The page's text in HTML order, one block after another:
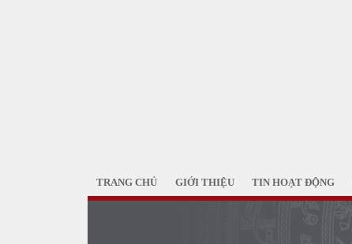
TRANG CHỦ GIỚI THIỆU TIN HOẠT ĐỘNG